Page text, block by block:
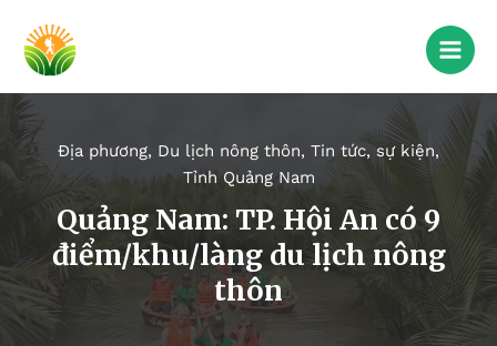
Địa phương, Du lịch nông thôn, Tin tức, sự kiện,
Tỉnh Quảng Nam
Quảng Nam: TP. Hội An có 9
điểm/khu/làng du lịch nông
thôn